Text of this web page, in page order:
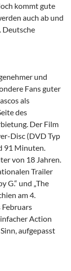
kommt gute
auch ab und
Deutsche
und
Fans guter
als
des
Der Film
Disc (DVD Typ
91 Minuten.
von 18 Jahren.
Trailer
G.“ und „The
am 4.
Action
aufgepasst